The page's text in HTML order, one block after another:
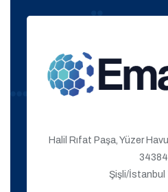
Halil Rıfat Paşa, Yüzer
34384
Şişli/İstanbul